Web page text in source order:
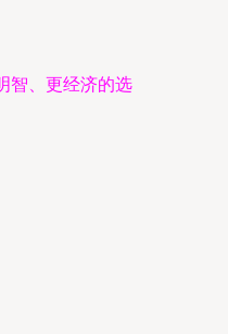
智、更经济的选